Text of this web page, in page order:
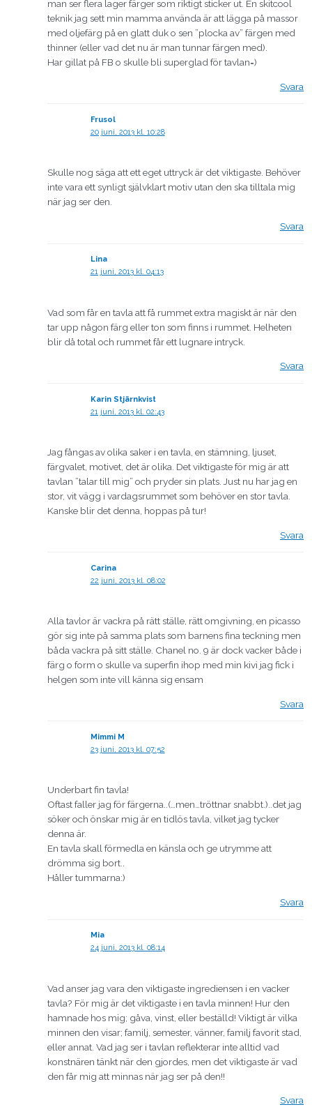
man ser flera lager färger som riktigt sticker ut. En skitcool
teknik jag sett min mamma använda är att lägga på massor
med oljefärg på en glatt duk o sen ”plocka av” färgen med
thinner (eller vad det nu är man tunnar färgen med).
Har gillat på FB o skulle bli superglad för tavlan=)
Svara
Frusol
20 juni, 2013 kl. 10:28
Skulle nog säga att ett eget uttryck är det viktigaste. Behöver
inte vara ett synligt självklart motiv utan den ska tilltala mig
när jag ser den.
Svara
Lina
21 juni, 2013 kl. 04:13
Vad som får en tavla att få rummet extra magiskt är när den
tar upp någon färg eller ton som finns i rummet. Helheten
blir då total och rummet får ett lugnare intryck.
Svara
Karin Stjärnkvist
21 juni, 2013 kl. 02:43
Jag fångas av olika saker i en tavla, en stämning, ljuset,
färgvalet, motivet, det är olika. Det viktigaste för mig är att
tavlan ”talar till mig” och pryder sin plats. Just nu har jag en
stor, vit vägg i vardagsrummet som behöver en stor tavla.
Kanske blir det denna, hoppas på tur!
Svara
Carina
22 juni, 2013 kl. 08:02
Alla tavlor är vackra på rätt ställe, rätt omgivning, en picasso
gör sig inte på samma plats som barnens fina teckning men
båda vackra på sitt ställe. Chanel no. 9 är dock vacker både i
färg o form o skulle va superfin ihop med min kivi jag fick i
helgen som inte vill känna sig ensam
Svara
Mimmi M
23 juni, 2013 kl. 07:52
Underbart fin tavla!
Oftast faller jag för färgerna..(…men…tröttnar snabbt.)..det jag
söker och önskar mig är en tidlös tavla, vilket jag tycker
denna är.
En tavla skall förmedla en känsla och ge utrymme att
drömma sig bort..
Håller tummarna:)
Svara
Mia
24 juni, 2013 kl. 08:14
Vad anser jag vara den viktigaste ingrediensen i en vacker
tavla? För mig är det viktigaste i en tavla minnen! Hur den
hamnade hos mig; gåva, vinst, eller beställd! Viktigt är vilka
minnen den visar; familj, semester, vänner, familj favorit stad,
eller annat. Vad jag ser i tavlan reflekterar inte alltid vad
konstnären tänkt när den gjordes, men det viktigaste är vad
den får mig att minnas när jag ser på den!!
Svara